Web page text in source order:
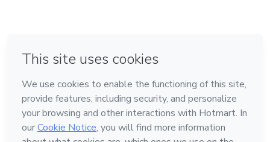
Hecho con ❤
en Belo Horizonte
en Ciudad de México